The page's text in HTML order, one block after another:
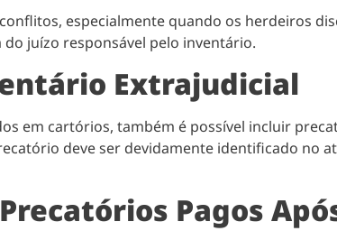
especialmente quando os herdeiros
do juízo responsável pelo inventário.
Extrajudicial
em cartórios, também é possível incluir
deve ser devidamente identificado no
Pagos